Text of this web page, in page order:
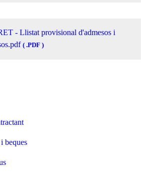
beques
- Llistat provisional d'admesos i
( .PDF )